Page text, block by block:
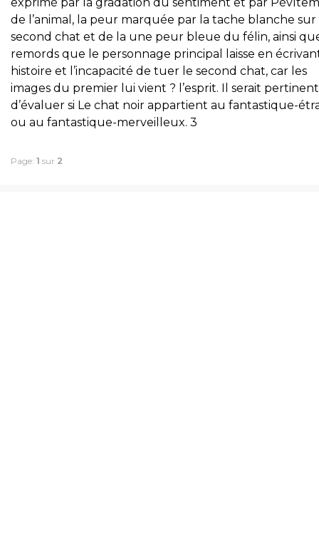
de l’animal, la peur marquée par la tache blanche sur
second chat et de la une peur bleue du félin, ainsi
remords que le personnage principal laisse en
histoire et l’incapacité de tuer le second chat, car les
images du premier lui vient ? l’esprit. Il serait pertinent
d’évaluer si Le chat noir appartient au fantastique-
ou au fantastique-merveilleux. 3
Page: 1 sur 2